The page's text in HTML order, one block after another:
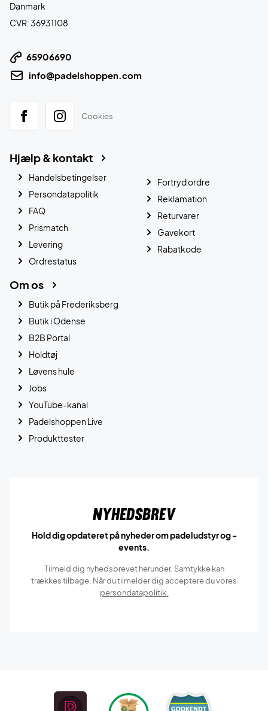
Danmark
CVR: 36931108
65906690
info@padelshoppen.com
Cookies
Hjælp & kontakt
Handelsbetingelser
Persondatapolitik
FAQ
Prismatch
Levering
Ordrestatus
Fortryd ordre
Reklamation
Returvarer
Gavekort
Rabatkode
Om os
Butik på Frederiksberg
Butik i Odense
B2B Portal
Holdtøj
Løvens hule
Jobs
YouTube-kanal
Padelshoppen Live
Produkttester
Nyhedsbrev
Hold dig opdateret på nyheder om padeludstyr og -
events.
Tilmeld dig nyhedsbrevet herunder. Samtykke kan
trækkes tilbage. Når du tilmelder dig acceptere du vores
persondatapolitik.